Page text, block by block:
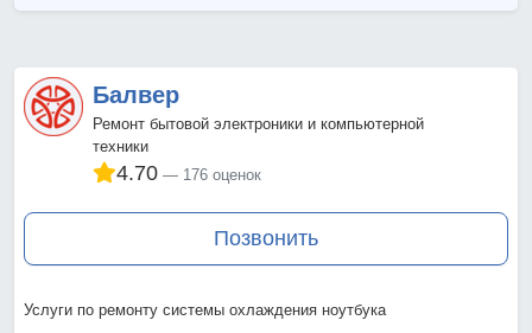
Балвер
Ремонт бытовой электроники и компьютерной
техники
4.70 176 оценок
Позвонить
Услуги по ремонту системы охлаждения ноутбука